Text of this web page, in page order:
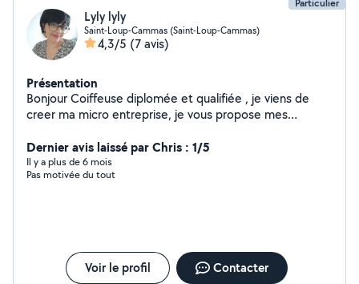
Particulier
Lyly lyly
Saint-Loup-Cammas (Saint-Loup-Cammas)
4,3/5 (7 avis)
Présentation
Bonjour Coiffeuse diplomée et qualifiée , je viens de
creer ma micro entreprise, je vous propose mes
pour toutes informations sur les prestations et tarifs. A
bientôt
Dernier avis laissé par Chris : 1/5
Il y a plus de 6 mois
Pas motivée du tout
Voir le profil Contacter